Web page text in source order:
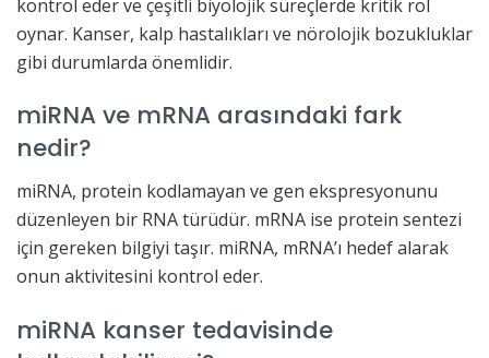
kontrol eder ve çeşitli biyolojik süreçlerde kritik rol
oynar. Kanser, kalp hastalıkları ve nörolojik bozukluklar
gibi durumlarda önemlidir.
miRNA ve mRNA arasındaki fark
nedir?
miRNA, protein kodlamayan ve gen ekspresyonunu
düzenleyen bir RNA türüdür. mRNA ise protein sentezi
için gereken bilgiyi taşır. miRNA, mRNA’ı hedef alarak
onun aktivitesini kontrol eder.
miRNA kanser tedavisinde